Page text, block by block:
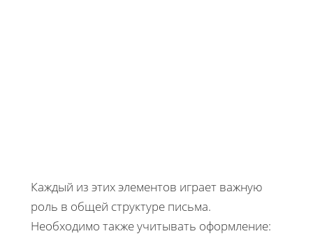
Каждый из этих элементов играет важную
роль в общей структуре письма.
Необходимо также учитывать оформление: